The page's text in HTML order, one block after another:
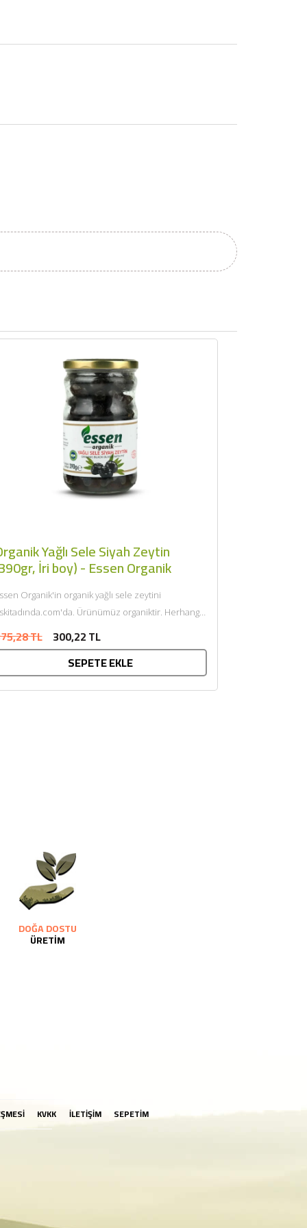
Yağlı Sele Siyah Zeytin
İri boy) - Essen Organik
Organik'in organik yağlı sele zeytini
Ürünümüz organiktir. Herhangi
onaylıdır. ECOCERT tarafından...
TL 300,22 TL
SEPETE EKLE
DOĞA DOSTU
ÜRETİM
KVKK İLETİŞİM SEPETİM